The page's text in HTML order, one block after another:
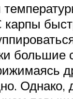
карпы
большие
Однако,